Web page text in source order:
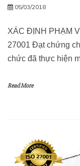
05/03/2018
XÁC ĐỊNH PHẠM
27001 Đạt chứng
chức đã thực hiện
Read More